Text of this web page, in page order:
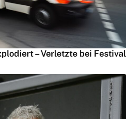
– Verletzte bei Festival